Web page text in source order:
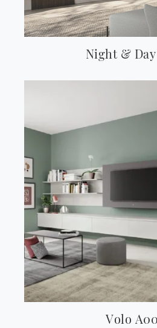
Night & Day
Volo